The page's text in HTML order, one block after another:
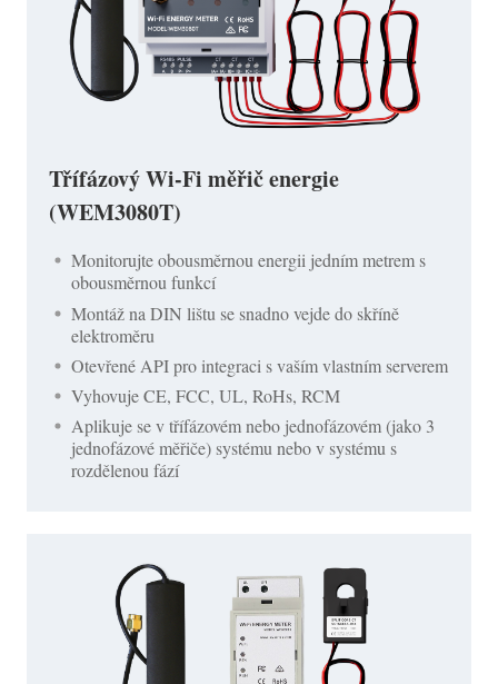
Třífázový Wi-Fi měřič energie
(WEM3080T)
Monitorujte obousměrnou energii jedním metrem s
obousměrnou funkcí
Montáž na DIN lištu se snadno vejde do skříně
elektroměru
Otevřené API pro integraci s vaším vlastním serverem
Vyhovuje CE, FCC, UL, RoHs, RCM
Aplikuje se v třífázovém nebo jednofázovém (jako 3
jednofázové měřiče) systému nebo v systému s
rozdělenou fází